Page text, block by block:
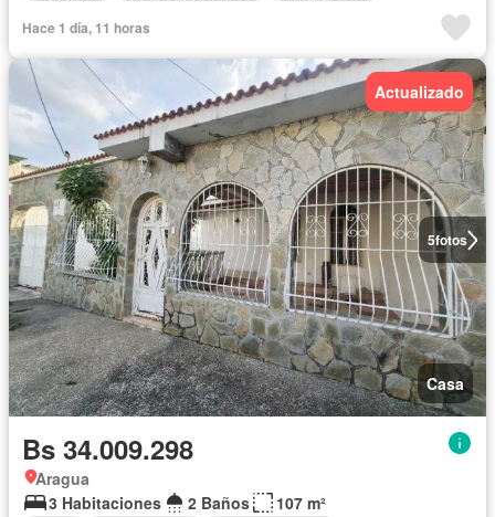
Hace 1 día, 11 horas
5fotos
Actualizado
Casa
Bs 34.009.298
Aragua
3 Habitaciones
2 Baños
107 m²